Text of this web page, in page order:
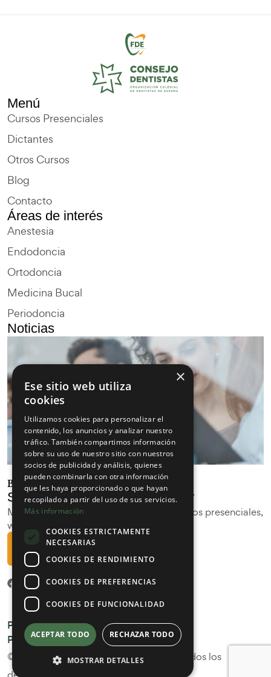
Menú
Cursos Presenciales
Dictantes
Otros Cursos
Blog
Contacto
Áreas de interés
Anestesia
Endodoncia
Ortodoncia
Medicina Bucal
Periodoncia
Noticias
Bienvenid@ al curso 2025/2026
Suscríbete a nuestra Newsletter
Mantente informado con los últimos cursos presenciales,
webinars y las últimas novedades.
Suscribirme
© 2025 Fundación Dental Española – Todos los
Política de Privacidad
Aviso Legal
Política de Cookies
×
Ese sitio web utiliza
cookies
Utilizamos cookies para personalizar el
contenido, los anuncios y analizar nuestro
tráfico. También compartimos información
sobre su uso de nuestro sitio con nuestros
socios de publicidad y análisis, quienes
pueden combinarla con otra información
que les haya proporcionado o que hayan
recopilado a partir del uso de sus servicios.
Más información
COOKIES ESTRICTAMENTE
NECESARIAS
COOKIES DE RENDIMIENTO
COOKIES DE PREFERENCIAS
COOKIES DE FUNCIONALIDAD
ACEPTAR TODO RECHAZAR TODO
MOSTRAR DETALLES